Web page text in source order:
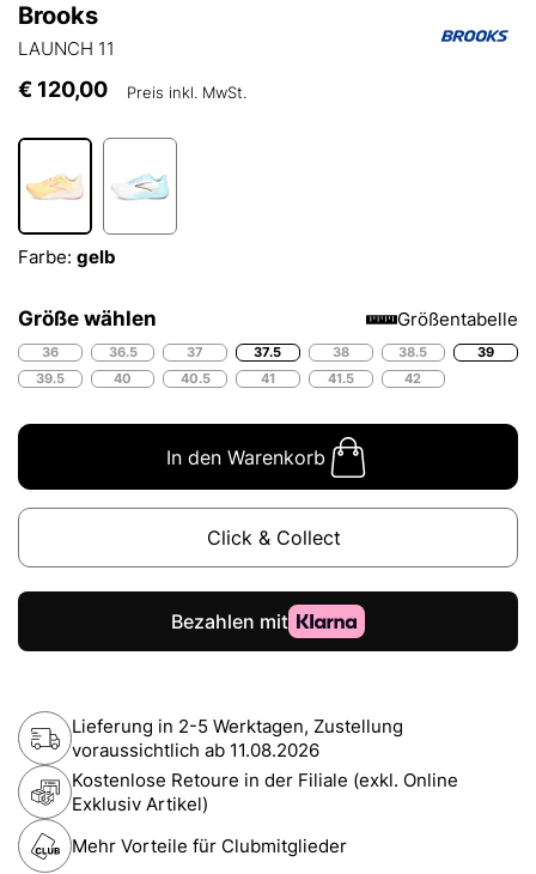
Brooks
LAUNCH 11
€ 120,00 Preis inkl. MwSt.
Farbe: gelb
Größe wählen Größentabelle
36 36.5 37 37.5 38 38.5
39
39.5
40 40.5 41 41.5 42
In den Warenkorb
Click & Collect
Lieferung in 2-5 Werktagen, Zustellung
voraussichtlich ab 11.08.2026
Kostenlose Retoure in der Filiale (exkl. Online
Exklusiv Artikel)
Mehr Vorteile für Clubmitglieder